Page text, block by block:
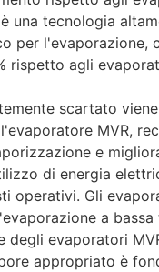
una tecnologia
per l'evaporazione,
rispetto agli
scartato
MVR,
e
di energia
operativi. Gli
a bassa
degli evaporatori
appropriato è